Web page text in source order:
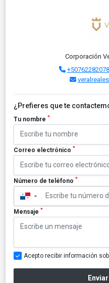
Corporación
+50762282078
¿Prefieres que te
Tu nombre *
Correo electrónico *
Número de teléfono *
▼
Mensaje *
Acepto recibir información